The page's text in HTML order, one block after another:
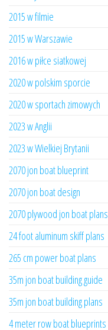
2015 w filmie
2015 w Warszawie
2016 w piłce siatkowej
2020 w polskim sporcie
2020 w sportach zimowych
2023 w Anglii
2023 w Wielkiej Brytanii
2070 jon boat blueprint
2070 jon boat design
2070 plywood jon boat plans
24 foot aluminum skiff plans
265 cm power boat plans
35m jon boat building guide
35m jon boat building plans
4 meter row boat blueprints